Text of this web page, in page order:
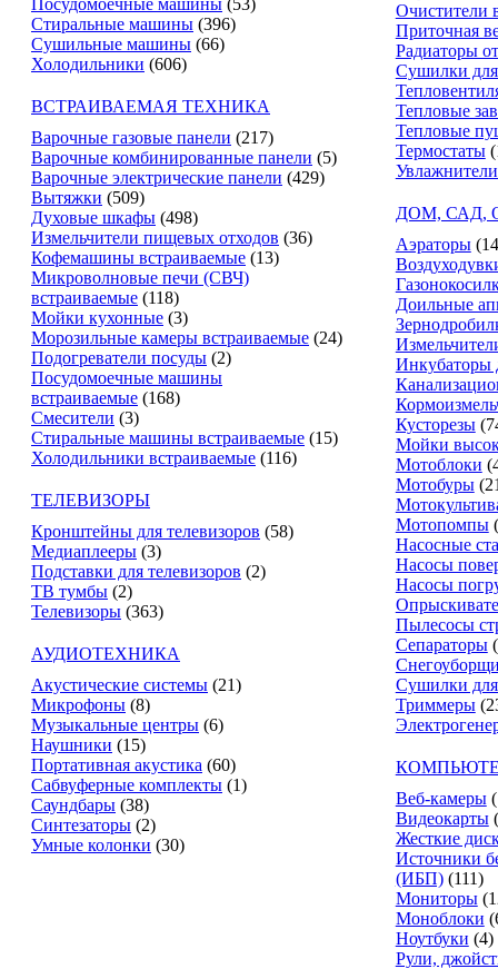
Посудомоечные машины (53)
Стиральные машины (396)
Сушильные машины (66)
Холодильники (606)
ВСТРАИВАЕМАЯ ТЕХНИКА
Варочные газовые панели (217)
Варочные комбинированные панели (5)
Варочные электрические панели (429)
Вытяжки (509)
Духовые шкафы (498)
Измельчители пищевых отходов (36)
Кофемашины встраиваемые (13)
Микроволновые печи (СВЧ)
встраиваемые (118)
Мойки кухонные (3)
Морозильные камеры встраиваемые (24)
Подогреватели посуды (2)
Посудомоечные машины
встраиваемые (168)
Смесители (3)
Стиральные машины встраиваемые (15)
Холодильники встраиваемые (116)
ТЕЛЕВИЗОРЫ
Кронштейны для телевизоров (58)
Медиаплееры (3)
Подставки для телевизоров (2)
ТВ тумбы (2)
Телевизоры (363)
АУДИОТЕХНИКА
Акустические системы (21)
Микрофоны (8)
Музыкальные центры (6)
Наушники (15)
Портативная акустика (60)
Сабвуферные комплекты (1)
Саундбары (38)
Синтезаторы (2)
Умные колонки (30)
Очистители
Приточная
Радиаторы
Сушилки
Тепловые
Тепловые
Термостаты
ДОМ, САД,
Аэраторы
Доильные
Инкубаторы
Кусторезы
Мойки
Мотоблоки
Мотобуры
Мотопомпы
Насосные
Насосы
Насосы
Пылесосы
Сепараторы
Сушилки
Триммеры
Веб-камеры
Видеокарты
Жесткие
Источники
(ИБП) (111)
Мониторы
Моноблоки
Ноутбуки (4)
Рули,